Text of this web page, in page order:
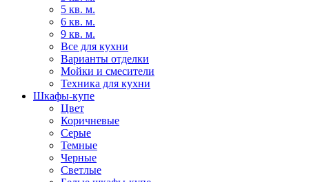
5 кв. м.
6 кв. м.
9 кв. м.
Все для кухни
Варианты отделки
Мойки и смесители
Техника для кухни
Шкафы-купе
Цвет
Коричневые
Серые
Темные
Черные
Светлые